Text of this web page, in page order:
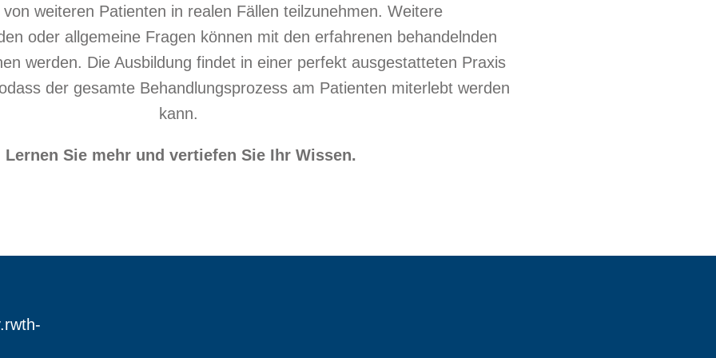
weiteren Patienten in realen Fällen teilzunehmen. Weitere
oder allgemeine Fragen können mit den erfahrenen behandelnden
werden. Die Ausbildung findet in einer perfekt ausgestatteten Praxis
der gesamte Behandlungsprozess am Patienten miterlebt werden
kann.
Lernen Sie mehr und vertiefen Sie Ihr Wissen.